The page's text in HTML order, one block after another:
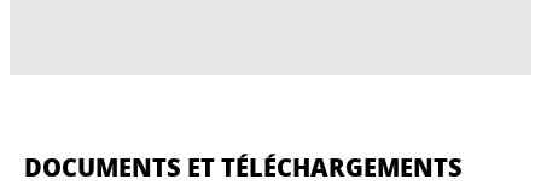
DOCUMENTS ET TÉLÉCHARGEMENTS